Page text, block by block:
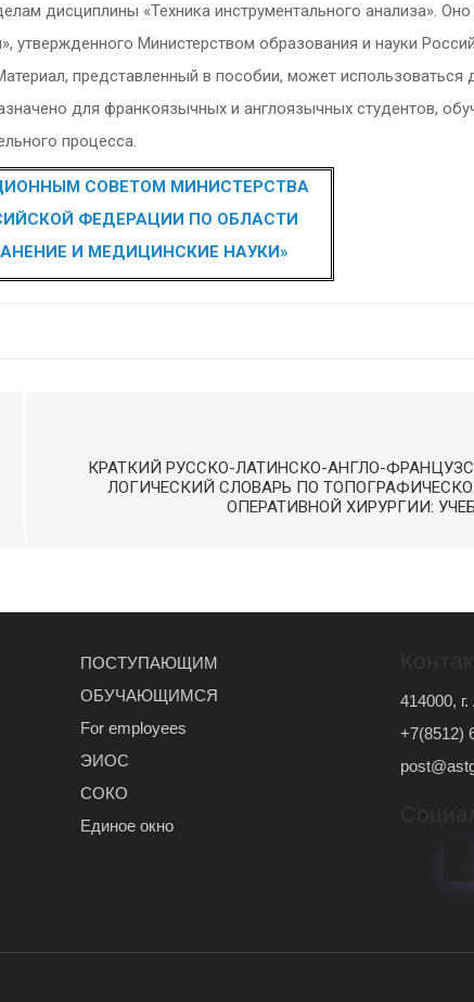
дисциплины «Техника инструментального анализа».
Министерством образования и науки
представленный в пособии, может использоваться
для франкоязычных и англоязычных студентов,
процесса.
СОВЕТОМ МИНИСТЕРСТВА
ФЕДЕРАЦИИ ПО ОБЛАСТИ
И МЕДИЦИНСКИЕ НАУКИ»
КРАТКИЙ РУССКО-ЛАТИНСКО-АНГЛО-
ЛОГИЧЕСКИЙ СЛОВАРЬ ПО
ОПЕРАТИВНОЙ ХИРУРГИИ:
ПОСТУПАЮЩИМ
ОБУЧАЮЩИМСЯ
For employees
ЭИОС
СОКО
Единое окно
414000,
+7(8512)